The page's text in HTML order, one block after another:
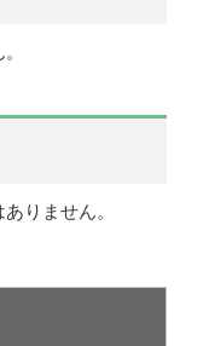
りません。